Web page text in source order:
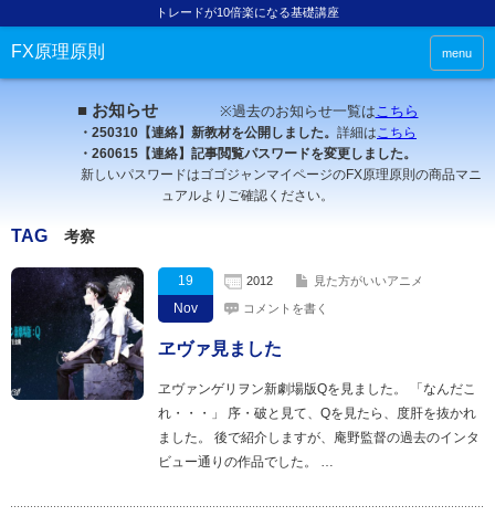
トレードが10倍楽になる基礎講座
FX原理原則 menu
■ お知らせ ※過去のお知らせ一覧はこちら
・250310【連絡】新教材を公開しました。 詳細はこちら
・260615【連絡】記事閲覧パスワードを変更しました。
新しいパスワードはゴゴジャンマイページのFX原理原則の商品マニ
ュアルよりご確認ください。
TAG 考察
19
Nov
2012 見た方がいいアニメ
コメントを書く
ヱヴァ見ました
ヱヴァンゲリヲン新劇場版Qを見ました。 「なんだこ
れ・・・」 序・破と見て、Qを見たら、度肝を抜かれ
ました。 後で紹介しますが、庵野監督の過去のインタ
ビュー通りの作品でした。 …